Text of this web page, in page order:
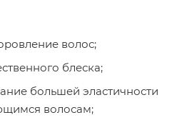
волос;
блеска;
большей эластичности
волосам;